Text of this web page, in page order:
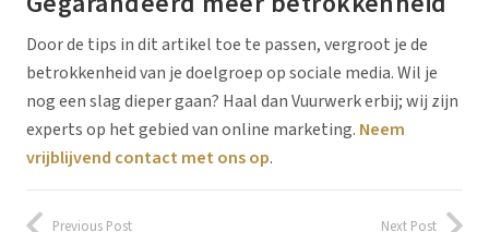
Door de tips in dit artikel toe te passen, vergroot je de
betrokkenheid van je doelgroep op sociale media. Wil je
nog een slag dieper gaan? Haal dan Vuurwerk erbij; wij zijn
experts op het gebied van online marketing. Neem
vrijblijvend contact met ons op.
Previous Post Next Post